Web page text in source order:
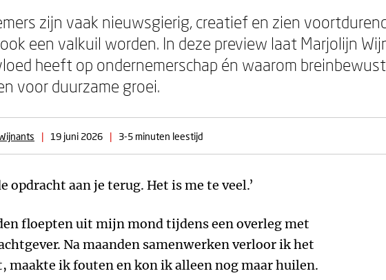
zijn vaak nieuwsgierig, creatief en zien
een valkuil worden. In deze preview laat Marjolijn
heeft op ondernemerschap én waarom
voor duurzame groei.
| 19 juni 2026 | 3-5 minuten leestijd
opdracht aan je terug. Het is me te veel.’
floepten uit mijn mond tijdens een overleg met
Na maanden samenwerken verloor ik het
maakte ik fouten en kon ik alleen nog maar huilen.